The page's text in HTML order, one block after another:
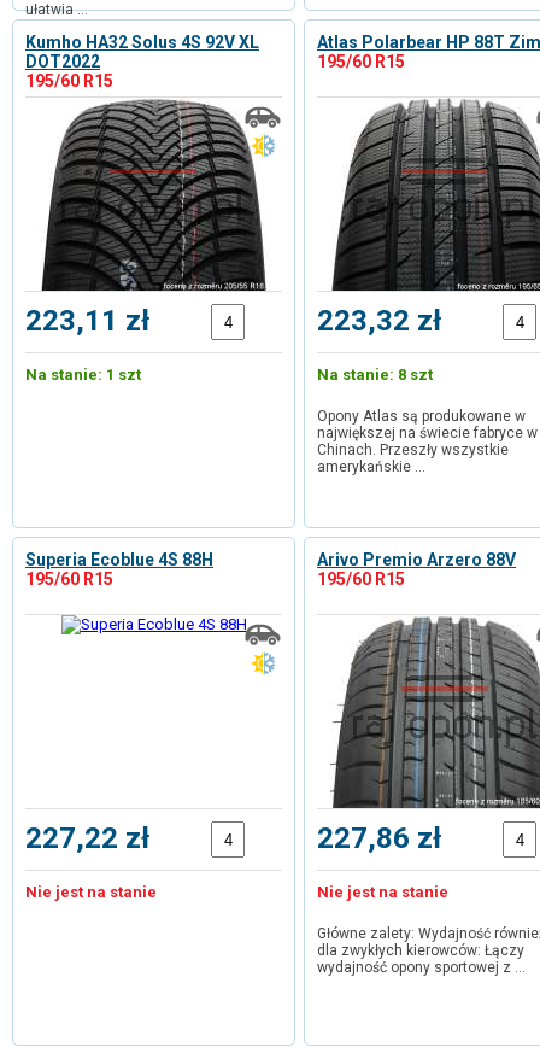
ułatwia …
Kumho HA32 Solus 4S 92V XL
DOT2022
195/60 R15
223,11 zł
Na stanie: 1 szt
Atlas Polarbear HP 88T
195/60 R15
223,32 zł
Na stanie: 8 szt
Opony Atlas są produkowane w
największej na świecie fabryce w
Chinach. Przeszły wszystkie
amerykańskie …
Superia Ecoblue 4S 88H
195/60 R15
227,22 zł
Nie jest na stanie
Arivo Premio Arzero 88V
195/60 R15
227,86 zł
Nie jest na stanie
Główne zalety: Wydajność
dla zwykłych kierowców: Łączy
wydajność opony sportowej z …